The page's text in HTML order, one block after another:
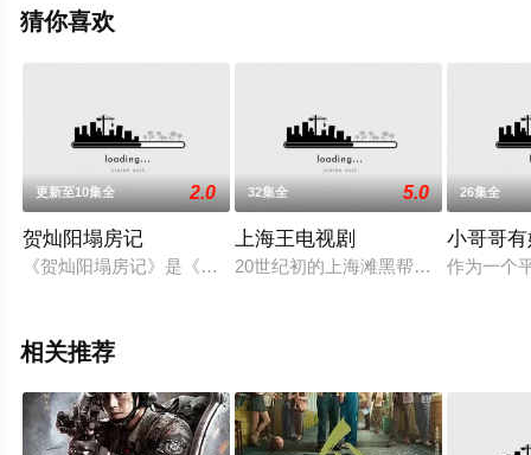
移步至豆瓣电视剧、电视猫或剧情网等平台了解。
猜你喜欢
更新至10集全 2.0
贺灿阳塌房记
《贺灿阳塌房记》是《下一站是幸福》VIP独享单线内容，360度
32集全 5.0
上海王电视剧
20世纪初的上海滩黑帮争斗，四方
26集全
小哥哥
作为一个
相关推荐